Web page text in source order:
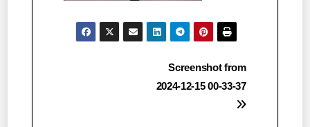
Screenshot from
2024-12-15 00-33-37